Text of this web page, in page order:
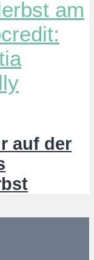
auf der